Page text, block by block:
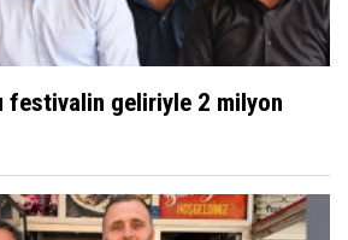
festivalin geliriyle 2 milyon